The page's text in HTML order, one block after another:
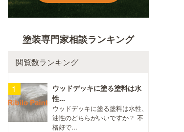
塗装専門家相談ランキング
閲覧数ランキング
ウッドデッキに塗る塗料は水
性...
ウッドデッキに塗る塗料は水性、
油性のどちらがいいですか？ 不
格好で...